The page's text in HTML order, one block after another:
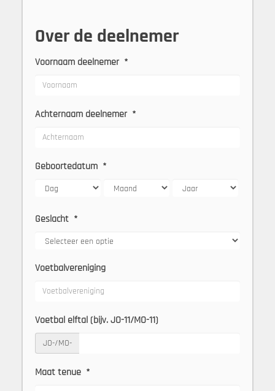
Over de deelnemer
Voornaam deelnemer *
Achternaam deelnemer *
Geboortedatum *
Geslacht *
Voetbalvereniging
Voetbal elftal (bijv. JO-11/MO-11)
JO-/MO-
Maat tenue *